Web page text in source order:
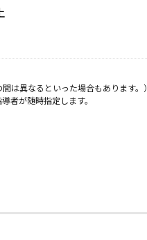
は異なるといった場合もあります。）
者が随時指定します。